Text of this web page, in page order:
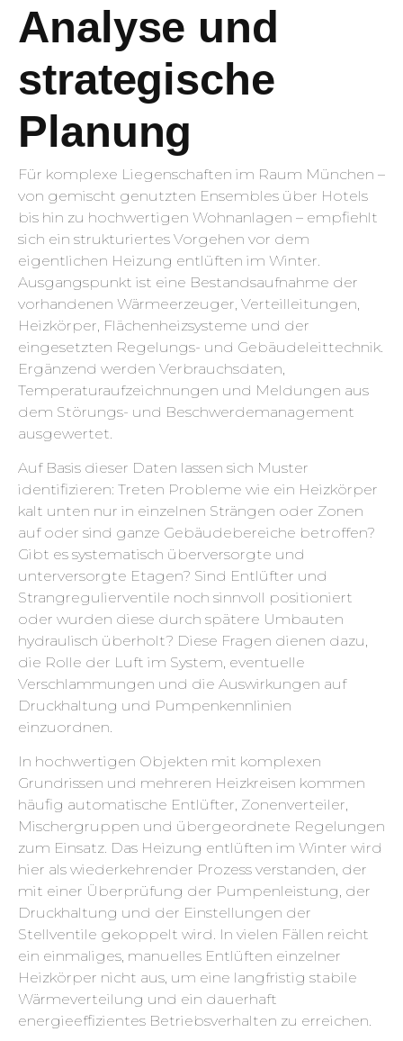
Analyse und
strategische
Planung
Für komplexe Liegenschaften im Raum München –
von gemischt genutzten Ensembles über Hotels
bis hin zu hochwertigen Wohnanlagen – empfiehlt
sich ein strukturiertes Vorgehen vor dem
eigentlichen Heizung entlüften im Winter.
Ausgangspunkt ist eine Bestandsaufnahme der
vorhandenen Wärmeerzeuger, Verteilleitungen,
Heizkörper, Flächenheizsysteme und der
eingesetzten Regelungs- und Gebäudeleittechnik.
Ergänzend werden Verbrauchsdaten,
Temperaturaufzeichnungen und Meldungen aus
dem Störungs- und Beschwerdemanagement
ausgewertet.
Auf Basis dieser Daten lassen sich Muster
identifizieren: Treten Probleme wie ein Heizkörper
kalt unten nur in einzelnen Strängen oder Zonen
auf oder sind ganze Gebäudebereiche betroffen?
Gibt es systematisch überversorgte und
unterversorgte Etagen? Sind Entlüfter und
Strangregulierventile noch sinnvoll positioniert
oder wurden diese durch spätere Umbauten
hydraulisch überholt? Diese Fragen dienen dazu,
die Rolle der Luft im System, eventuelle
Verschlammungen und die Auswirkungen auf
Druckhaltung und Pumpenkennlinien
einzuordnen.
In hochwertigen Objekten mit komplexen
Grundrissen und mehreren Heizkreisen kommen
häufig automatische Entlüfter, Zonenverteiler,
Mischergruppen und übergeordnete Regelungen
zum Einsatz. Das Heizung entlüften im Winter wird
hier als wiederkehrender Prozess verstanden, der
mit einer Überprüfung der Pumpenleistung, der
Druckhaltung und der Einstellungen der
Stellventile gekoppelt wird. In vielen Fällen reicht
ein einmaliges, manuelles Entlüften einzelner
Heizkörper nicht aus, um eine langfristig stabile
Wärmeverteilung und ein dauerhaft
energieeffizientes Betriebsverhalten zu erreichen.